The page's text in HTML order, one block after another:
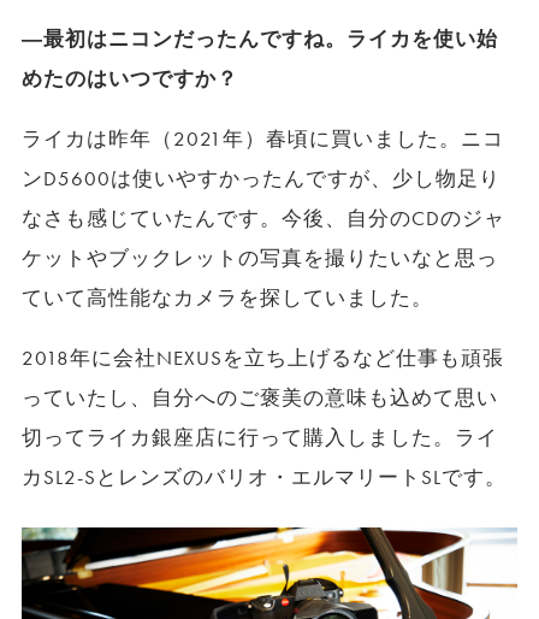
―最初はニコンだったんですね。ライカを使い始
めたのはいつですか？
ライカは昨年（2021年）春頃に買いました。ニコ
ンD5600は使いやすかったんですが、少し物足り
なさも感じていたんです。今後、自分のCDのジャ
ケットやブックレットの写真を撮りたいなと思っ
ていて高性能なカメラを探していました。
2018年に会社NEXUSを立ち上げるなど仕事も頑張
っていたし、自分へのご褒美の意味も込めて思い
切ってライカ銀座店に行って購入しました。ライ
カSL2-Sとレンズのバリオ・エルマリートSLです。